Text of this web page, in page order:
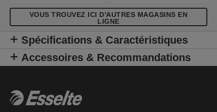
VOUS TROUVEZ ICI D'AUTRES MAGASINS EN
LIGNE
Spécifications & Caractéristiques
Accessoires & Recommandations